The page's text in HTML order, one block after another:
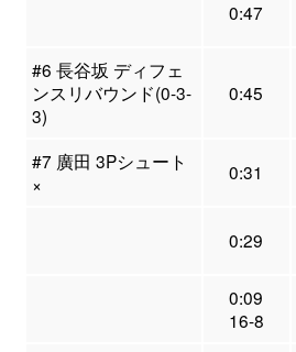
0:47
#6 長谷坂 ディフェ
ンスリバウンド(0-3-
3)
0:45
#7 廣田 3Pシュート
×
0:31
0:29
0:09
16-8